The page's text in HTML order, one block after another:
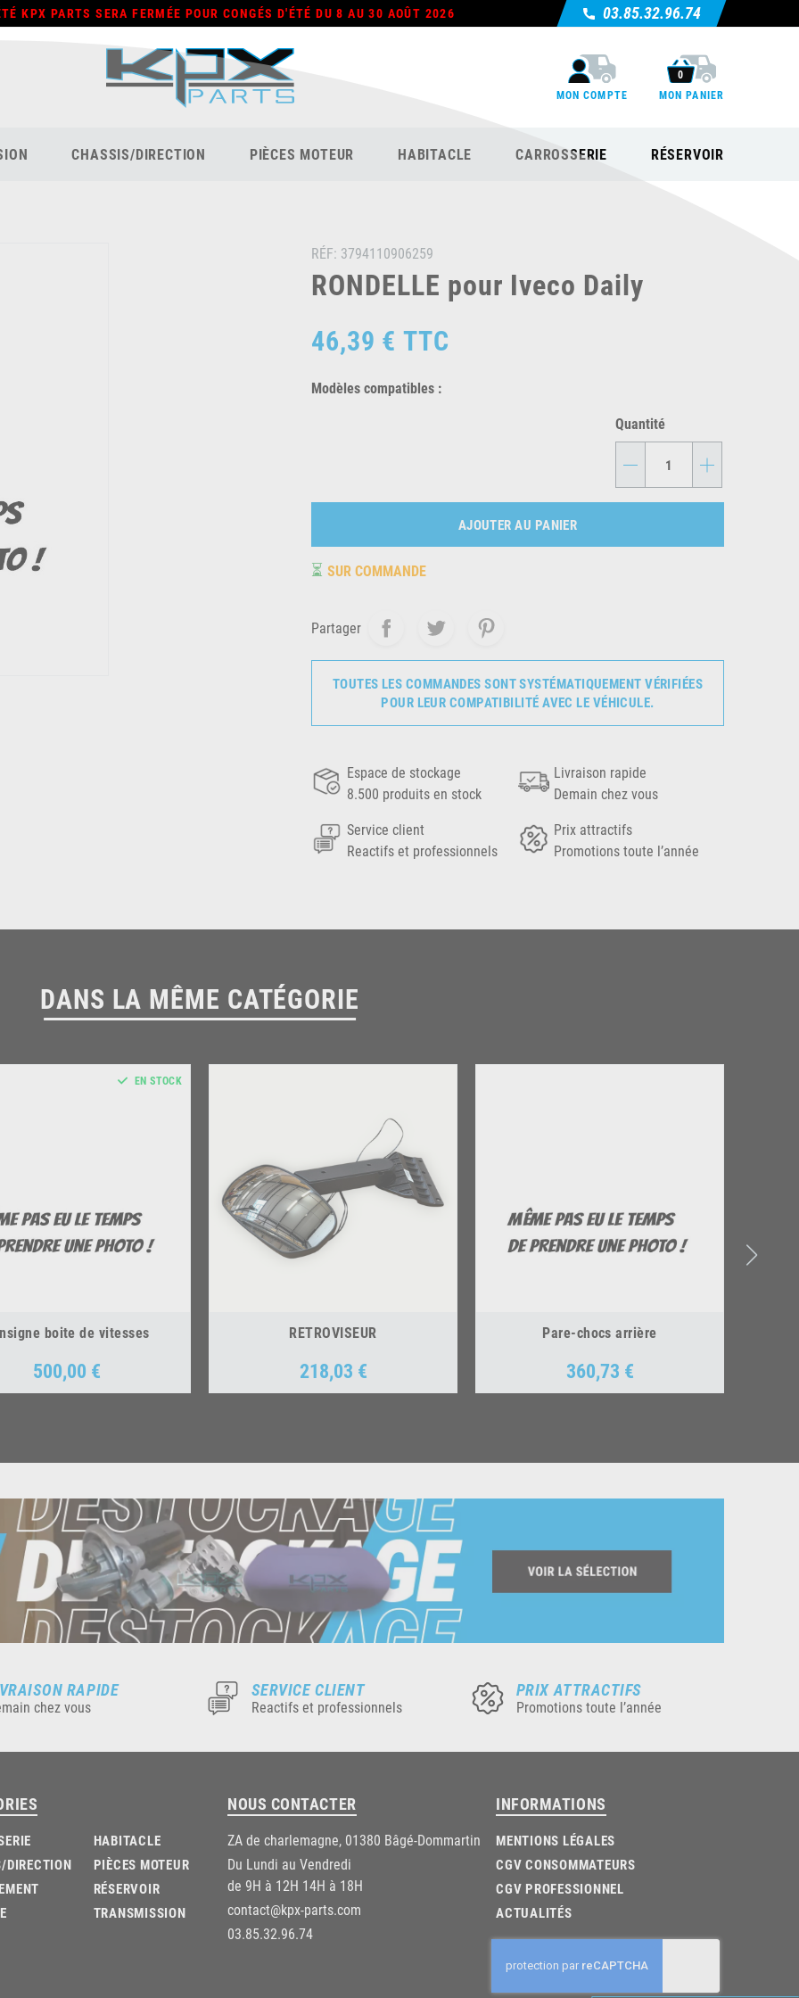
KPX PARTS SERA FERMÉE POUR CONGÉS D'ÉTÉ DU 8 AU 30 AOÛT 2026 03.85.32.96.74
MON COMPTE
0
MON PANIER
CHASSIS/DIRECTION PIÈCES MOTEUR HABITACLE CARROSSERIE RÉSERVOIR
RÉF: 3794110906259
RONDELLE pour Iveco Daily
46,39 € TTC
Modèles compatibles :
Quantité
- +
AJOUTER AU PANIER
⏳ SUR COMMANDE
Partager
TOUTES LES COMMANDES SONT SYSTÉMATIQUEMENT VÉRIFIÉES
POUR LEUR COMPATIBILITÉ AVEC LE VÉHICULE.
Espace de stockage
8.500 produits en stock
Livraison rapide
Demain chez vous
Service client
Reactifs et professionnels
Prix attractifs
Promotions toute l’année
DANS LA MÊME CATÉGORIE
boite de vitesses
Prix
500,00 €
EN STOCK
RETROVISEUR
Prix
218,03 €
Pare-chocs arrière
Prix
360,73 €
RAPIDE
chez vous
SERVICE CLIENT
Reactifs et professionnels
PRIX ATTRACTIFS
Promotions toute l’année
DIRECTION
HABITACLE
PIÈCES MOTEUR
RÉSERVOIR
TRANSMISSION
NOUS CONTACTER
ZA de charlemagne, 01380 Bâgé-Dommartin
Du Lundi au Vendredi
de 9H à 12H 14H à 18H
contact@kpx-parts.com
03.85.32.96.74
INFORMATIONS
MENTIONS LÉGALES
CGV CONSOMMATEURS
CGV PROFESSIONNEL
ACTUALITÉS